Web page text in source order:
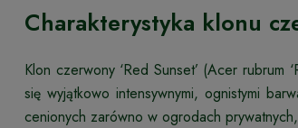
Charakterystyka klonu
Klon czerwony ‘Red Sunset’ (Acer rubrum
się wyjątkowo intensywnymi, ognistymi
cenionych zarówno w ogrodach